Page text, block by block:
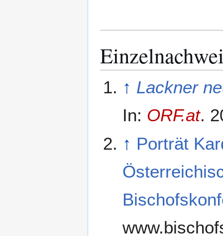
↑ Lackner
In: ORF.at.
↑ Porträt